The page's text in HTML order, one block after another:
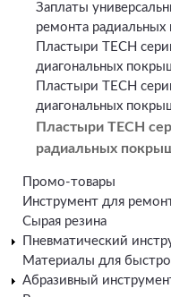
Заплаты
ремонта
Пластыри TECH
диагональных
Пластыри TECH
диагональных
Пластыри TECH
радиальных
Промо-товары
Инструмент для
Сырая резина
Пневматический
Материалы для
Абразивный